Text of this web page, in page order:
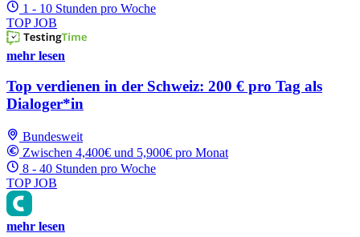
1 - 10 Stunden pro Woche
TOP JOB
mehr lesen
Top verdienen in der Schweiz: 200 € pro Tag als
Dialoger*in
Bundesweit
Zwischen 4,400€ und 5,900€ pro Monat
8 - 40 Stunden pro Woche
TOP JOB
mehr lesen